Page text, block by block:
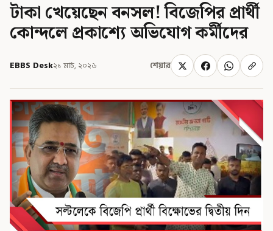
টাকা খেয়েছেন বনসল! বিজেপির প্রার্থী
কোন্দলে প্রকাশ্যে অভিযোগ কর্মীদের
EBBS Desk২১ মার্চ, ২০২৬ শেয়ার